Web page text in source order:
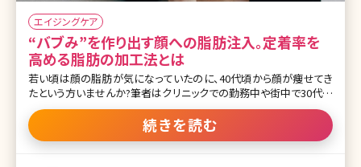
エイジングケア
“バブみ”を作り出す顔への脂肪注入。定着率を
高める脂肪の加工法とは
若い頃は顔の脂肪が気になっていたのに、40代頃から顔が痩せてき
たという方いませんか?筆者はクリニックでの勤務中や街中で30代以
上の方を毎日何十人も見ていますが、お顔のボリュームがある方よ
りも痩せていて骨張ってきている方がほとんどを占めています。 た
だ、本人はあまり気づいておらず、顔が痩せたのは長年のコンプレッ
続きを読む